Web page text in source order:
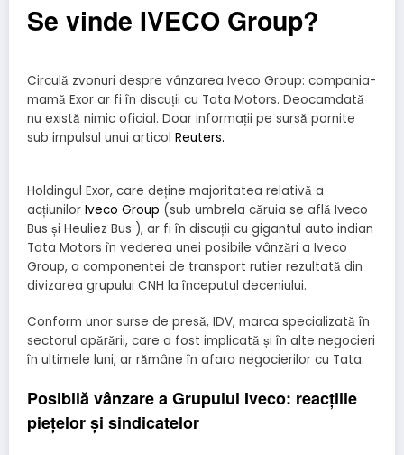
Se vinde IVECO Group?
Circulă zvonuri despre vânzarea Iveco Group: compania-
mamă Exor ar fi în discuții cu Tata Motors. Deocamdată
nu există nimic oficial. Doar informații pe sursă pornite
sub impulsul unui articol Reuters.
Holdingul Exor, care deține majoritatea relativă a
acțiunilor Iveco Group (sub umbrela căruia se află Iveco
Bus și Heuliez Bus ), ar fi în discuții cu gigantul auto indian
Tata Motors în vederea unei posibile vânzări a Iveco
Group, a componentei de transport rutier rezultată din
divizarea grupului CNH la începutul deceniului.
Conform unor surse de presă, IDV, marca specializată în
sectorul apărării, care a fost implicată și în alte negocieri
în ultimele luni, ar rămâne în afara negocierilor cu Tata.
Posibilă vânzare a Grupului Iveco: reacțiile
piețelor și sindicatelor